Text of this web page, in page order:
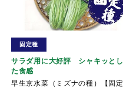
サラダ用に大好評 シャキッとし
た食感
早生京水菜（ミズナの種）【固定
固定種